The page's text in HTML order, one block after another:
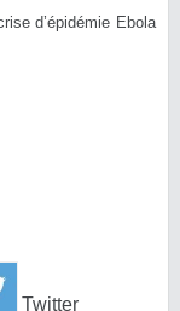
d’épidémie Ebola
Twitter